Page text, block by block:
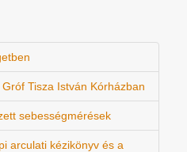
Tisza István Kórházban
sebességmérések
arculati kézikönyv és a